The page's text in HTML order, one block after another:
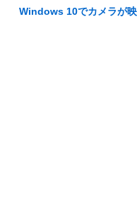
Windows 10でカメラが